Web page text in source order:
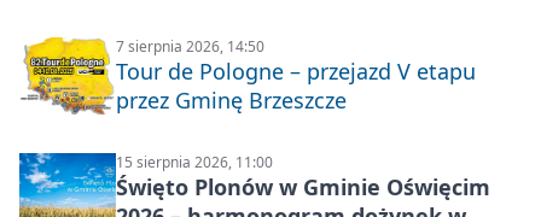
7 sierpnia 2026, 14:50
Tour de Pologne – przejazd V etapu
przez Gminę Brzeszcze
15 sierpnia 2026, 11:00
Święto Plonów w Gminie Oświęcim